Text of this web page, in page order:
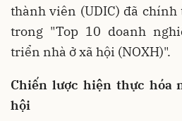
thành viên (UDIC) đã
trong "Top 10 doanh
triển nhà ở xã hội (NOXH)".
Chiến lược hiện thực hóa
hội